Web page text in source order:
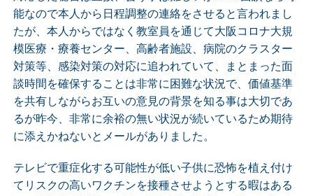
能なので本人から日程調整の連絡をさせると言われまし
たが、本人からではなく教室員を通じて大阪コロナ大規
模医療・療養センター、高齢者施設、病院のクラスター
対策等、感染対策の対応に追われていて、まとまった面
談時間を確保することは非常に困難な状況で、価値基準
を共有しながらお互いの意見の背景を知る事は大切であ
るが昨今、非常に余裕の無い状況が続いているため期待
に添えかねないとメールがありました。
テレビで重症化する可能性が低い子供に恐怖を植え付け
てリスクの高いワクチンを接種させようとする暇はある